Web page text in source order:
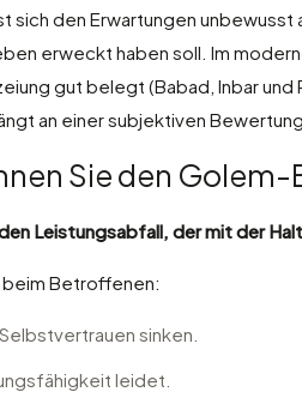
sich den Erwartungen unbewusst
erweckt haben soll. Im
gut belegt (Babad, Inbar und
an einer subjektiven
Sie den Golem-
Leistungsabfall, der mit der
beim Betroffenen:
sinken.
leidet.